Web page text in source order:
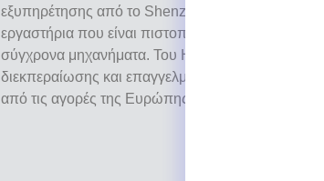
εξυπηρέτησης από το Shenzhen της Κίνας. Είναι
εργαστήρια που είναι πιστοποιημένα με CE, ISO
σύγχρονα μηχανήματα. Του Η δέσμευση για
διεκπεραίωσης και επαγγελματικές υπηρεσίες
από τις αγορές της Ευρώπης και των ΗΠΑ.